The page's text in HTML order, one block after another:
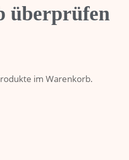
überprüfen
im Warenkorb.